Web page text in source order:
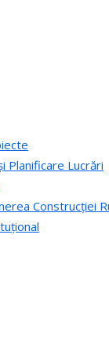
Planificare Lucrări
Construcției